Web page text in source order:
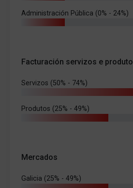
Administración Pública (0% - 24%)
Facturación servizos e produto
Servizos (50% - 74%)
Produtos (25% - 49%)
Mercados
Galicia (25% - 49%)